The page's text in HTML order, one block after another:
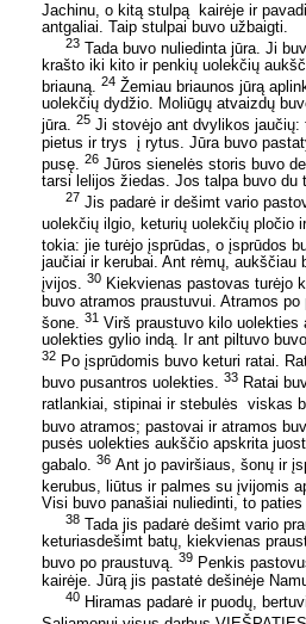
Jachinu, o kitą stulpą ­ kairėje ir
antgaliai. Taip stulpai buvo užbaigti.
23 Tada buvo nuliedinta jūra. Ji
krašto iki kito ir penkių uolekčių
briauną. 24 Žemiau briaunos jūrą
uolekčių dydžio. Moliūgų atvaizdų
jūra. 25 Ji stovėjo ant dvylikos
pietus ir trys ­ į rytus. Jūra buvo
pusę. 26 Jūros sienelės storis buvo
tarsi lelijos žiedas. Jos talpa buvo du
27 Jis padarė ir dešimt vario
uolekčių ilgio, keturių uolekčių pločio
tokia: jie turėjo įsprūdas, o įsprūdos
jaučiai ir kerubai. Ant rėmų,
įvijos. 30 Kiekvienas pastovas turėjo
buvo atramos praustuvui. Atramos
šone. 31 Virš praustuvo kilo
uolekties gylio indą. Ir ant piltuvo
32 Po įsprūdomis buvo keturi ratai.
buvo pusantros uolekties. 33 Ratai
ratlankiai, stipinai ir stebulės ­ viskas
buvo atramos; pastovai ir atramos
pusės uolekties aukščio apskrita
gabalo. 36 Ant jo paviršiaus, šonų ir
kerubus, liūtus ir palmes su įvijomis
Visi buvo panašiai nuliedinti, to
38 Tada jis padarė dešimt vario
keturiasdešimt batų, kiekvienas
buvo po praustuvą. 39 Penkis
kairėje. Jūrą jis pastatė dešinėje
40 Hiramas padarė ir puodų,